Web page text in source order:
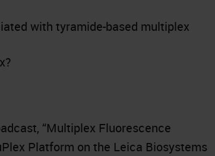
with tyramide-based multiplex
“Multiplex Fluorescence
Platform on the Leica Biosystems